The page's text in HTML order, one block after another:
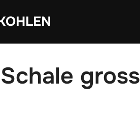
Schale gross